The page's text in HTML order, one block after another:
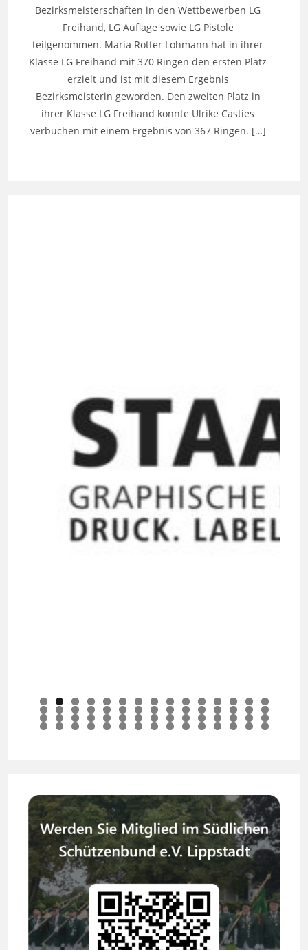
Bezirksmeisterschaften in den Wettbewerben LG
Freihand, LG Auflage sowie LG Pistole
teilgenommen. Maria Rotter Lohmann hat in ihrer
Klasse LG Freihand mit 370 Ringen den ersten Platz
erzielt und ist mit diesem Ergebnis
Bezirksmeisterin geworden. Den zweiten Platz in
ihrer Klasse LG Freihand konnte Ulrike Casties
verbuchen mit einem Ergebnis von 367 Ringen. […]
0 1 2 3 4 5
6 7 8 9 0 1 2 3 4 5 6 7 8 9 0
1 2 3 4 5 6 7 8 9 0 1 2 3 4 5
6 7 8 9 0 1 2 3 4 5 6 7 8 9 0